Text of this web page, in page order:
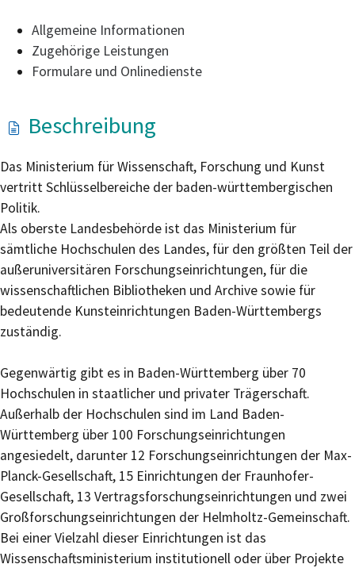
Allgemeine Informationen
Zugehörige Leistungen
Formulare und Onlinedienste
Beschreibung
Das Ministerium für Wissenschaft, Forschung und Kunst
vertritt Schlüsselbereiche der baden-württembergischen
Politik.
Als oberste Landesbehörde ist das Ministerium für
sämtliche Hochschulen des Landes, für den größten Teil der
außeruniversitären Forschungseinrichtungen, für die
wissenschaftlichen Bibliotheken und Archive sowie für
bedeutende Kunsteinrichtungen Baden-Württembergs
zuständig.
Gegenwärtig gibt es in Baden-Württemberg über 70
Hochschulen in staatlicher und privater Trägerschaft.
Außerhalb der Hochschulen sind im Land Baden-
Württemberg über 100 Forschungseinrichtungen
angesiedelt, darunter 12 Forschungseinrichtungen der Max-
Planck-Gesellschaft, 15 Einrichtungen der Fraunhofer-
Gesellschaft, 13 Vertragsforschungseinrichtungen und zwei
Großforschungseinrichtungen der Helmholtz-Gemeinschaft.
Bei einer Vielzahl dieser Einrichtungen ist das
Wissenschaftsministerium institutionell oder über Projekte